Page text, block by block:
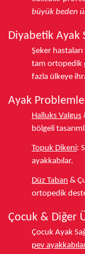
büyük beden
Diyabetik Ayak
Şeker
tam ortopedik
fazla ülkeye
Ayak
Halluks Valgus
bölgeli
Topuk Dikeni:
ayakkabılar.
Düz Taban &
ortopedik
Çocuk & Diğer
Çocuk Ayak
pev